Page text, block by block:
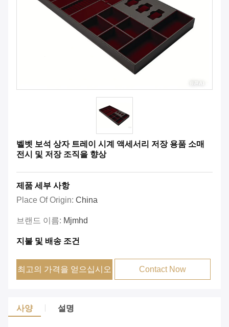
벨벳 보석 상자 트레이 시계 액세서리 저장 용품 소매
전시 및 저장 조직을 향상
제품 세부 사항
Place Of Origin: China
브랜드 이름: Mjmhd
지불 및 배송 조건
최고의 가격을 얻으십시오 Contact Now
사양 설명